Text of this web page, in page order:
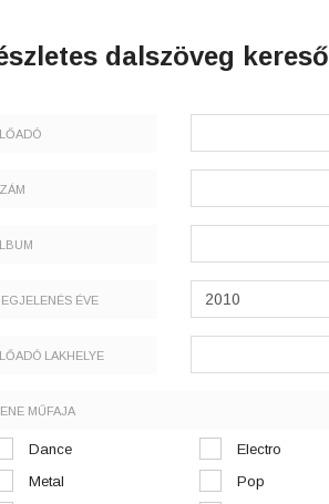
dalszöveg kereső
ÉVE
LAKHELYE
MŰFAJA
Dance Electro
Metal
Pop